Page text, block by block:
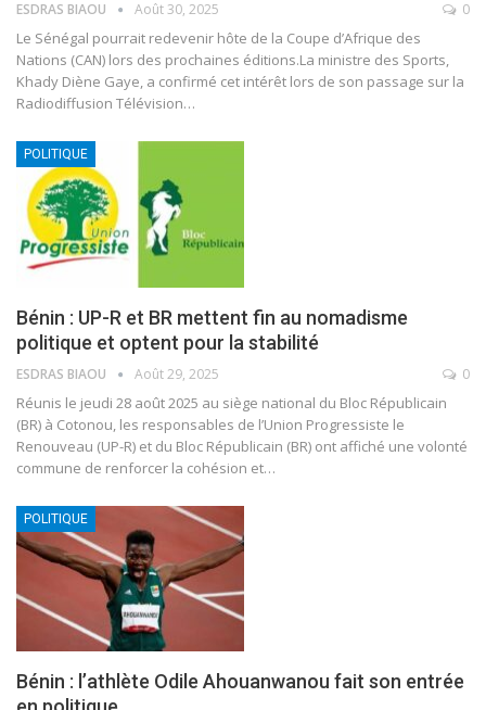
ESDRAS BIAOU Août 30, 2025 0
Le Sénégal pourrait redevenir hôte de la Coupe d’Afrique des
Nations (CAN) lors des prochaines éditions.La ministre des Sports,
Khady Diène Gaye, a confirmé cet intérêt lors de son passage sur la
Radiodiffusion Télévision…
POLITIQUE
Bénin : UP-R et BR mettent fin au nomadisme
politique et optent pour la stabilité
ESDRAS BIAOU Août 29, 2025 0
Réunis le jeudi 28 août 2025 au siège national du Bloc Républicain
(BR) à Cotonou, les responsables de l’Union Progressiste le
Renouveau (UP-R) et du Bloc Républicain (BR) ont affiché une volonté
commune de renforcer la cohésion et…
POLITIQUE
Bénin : l’athlète Odile Ahouanwanou fait son entrée